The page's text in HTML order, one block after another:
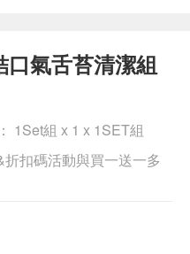
口氣舌苔清潔組
1Set組 x 1 x 1SET組
扣碼活動與買一送一多